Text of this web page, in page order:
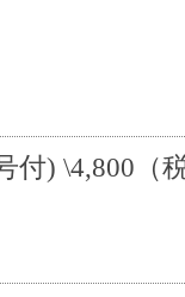
付) \4,800（